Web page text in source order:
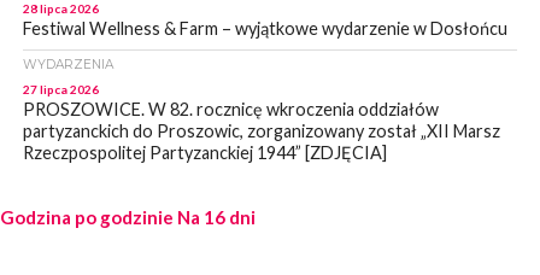
28 lipca 2026
Festiwal Wellness & Farm – wyjątkowe wydarzenie w Dosłońcu
WYDARZENIA
27 lipca 2026
PROSZOWICE. W 82. rocznicę wkroczenia oddziałów
partyzanckich do Proszowic, zorganizowany został „XII Marsz
Rzeczpospolitej Partyzanckiej 1944” [ZDJĘCIA]
27 lipca 2026
PROSZOWICE. Po burzy uszkodzone słupy enegeryczne.
Godzina po godzinie Na 16 dni